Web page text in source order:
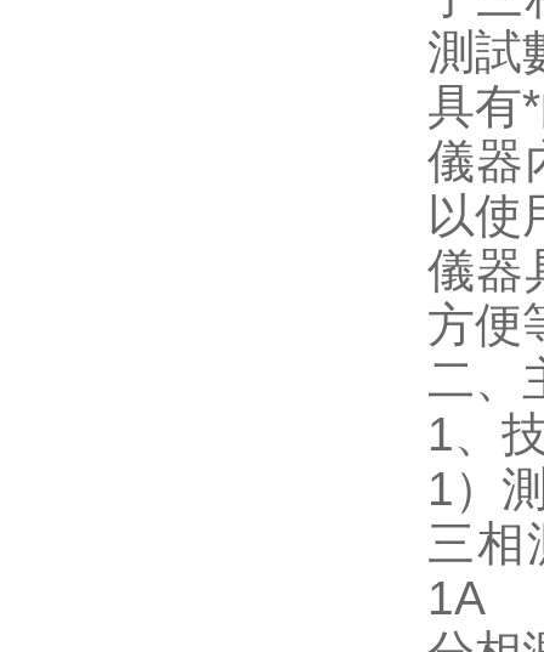
測試
具有
儀器
以使
儀器
方便
二、
1、
1）
三相
1A